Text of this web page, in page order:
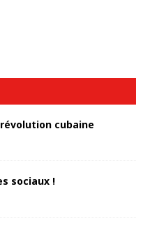
cubaine
sociaux !